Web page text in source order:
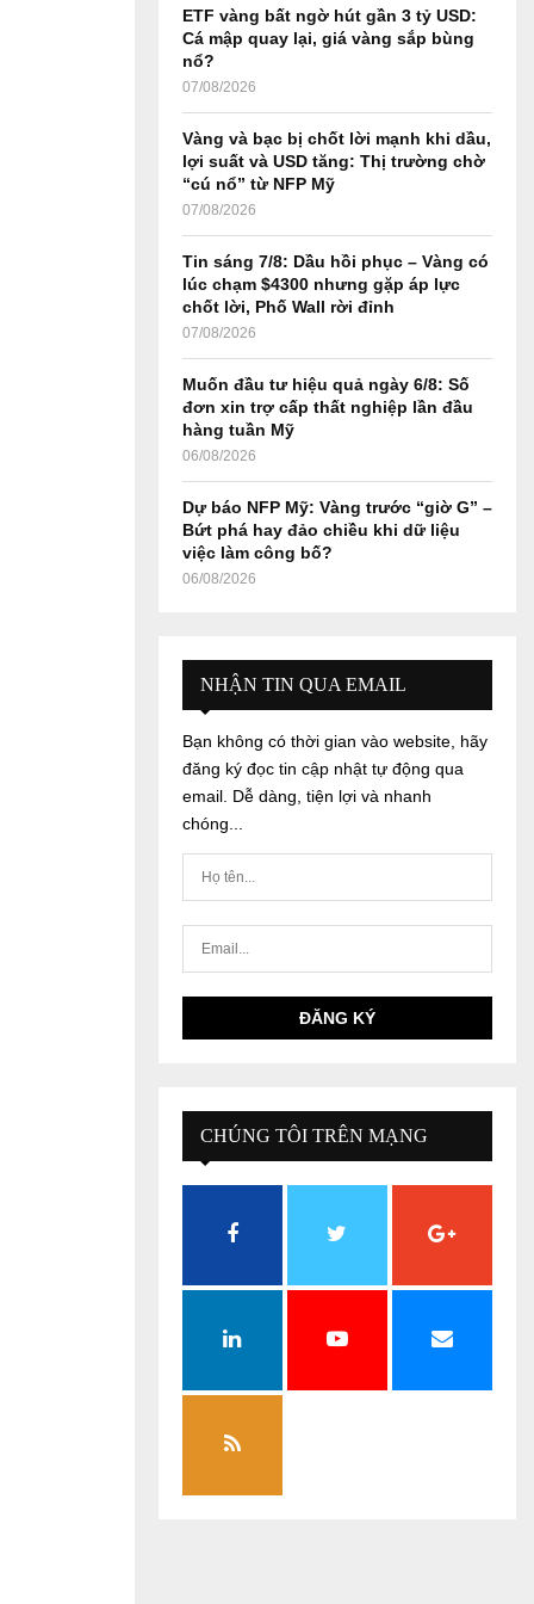
r
:
R
ETF vàng bất ngờ hút gần 3 tỷ USD:
Cá mập quay lại, giá vàng sắp bùng
nổ?
07/08/2026
Vàng và bạc bị chốt lời mạnh khi dầu,
lợi suất và USD tăng: Thị trường chờ
“cú nổ” từ NFP Mỹ
07/08/2026
Tin sáng 7/8: Dầu hồi phục – Vàng có
lúc chạm $4300 nhưng gặp áp lực
chốt lời, Phố Wall rời đỉnh
07/08/2026
Muốn đầu tư hiệu quả ngày 6/8: Số
đơn xin trợ cấp thất nghiệp lần đầu
hàng tuần Mỹ
06/08/2026
Dự báo NFP Mỹ: Vàng trước “giờ G” –
Bứt phá hay đảo chiều khi dữ liệu
việc làm công bố?
06/08/2026
NHẬN TIN QUA EMAIL
Bạn không có thời gian vào website, hãy
đăng ký đọc tin cập nhật tự động qua
email. Dễ dàng, tiện lợi và nhanh
chóng...
CHÚNG TÔI TRÊN MẠNG
XÃ HỘI